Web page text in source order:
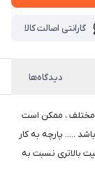
گارانتی اصالت کالا
دیدگاه‌ها
، ممکن است
متفاوت باشد ..... پارچه به کار
بالاتری نسبت به